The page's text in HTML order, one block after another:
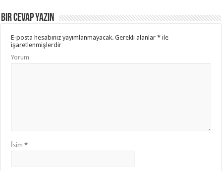
Bir cevap yazın
E-posta hesabınız yayımlanmayacak. Gerekli alanlar* ile
işaretlenmişlerdir
Yorum
İsim*